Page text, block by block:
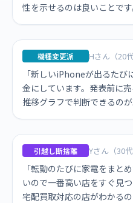
性を示せるのは良いことです
機種変更派 Hさん（20
「新しいiPhoneが出るた
金にしています。発表前に
推移グラフで判断できるのが
引越し断捨離 Yさん（30
「転勤のたびに家電をまと
いので一番高い店をすぐ見
宅配買取対応の店がわかるの